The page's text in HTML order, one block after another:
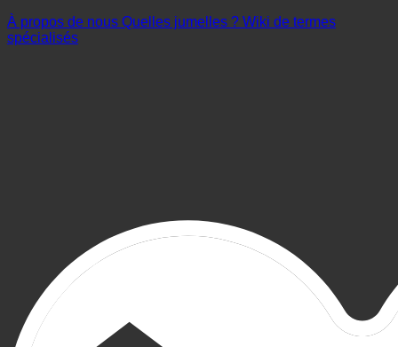
À propos de nous Quelles jumelles ? Wiki de termes
spécialisés